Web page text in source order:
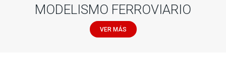
MODELISMO FERROVIARIO
VER MÁS